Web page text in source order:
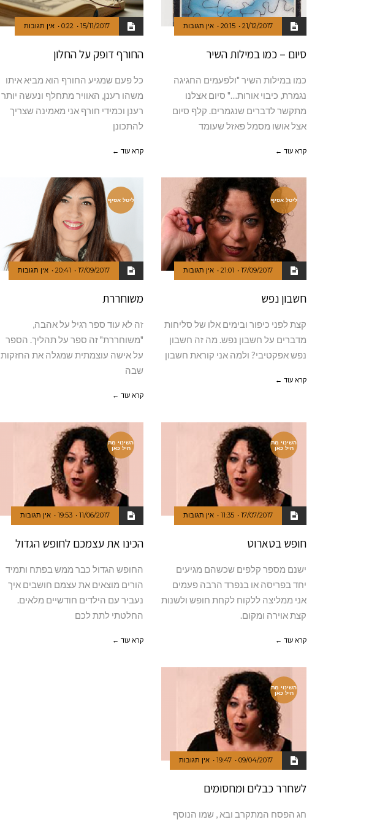
21/12/2017
20:15 אין תגובות
סיום – כמו במילות השיר
כמו במילות השיר "ולפעמים החגיגה
נגמרת, כיבוי אורות…" סיום אצלנו
מתקשר לדברים שנגמרים. קלף סיום
אצל אושו מסמל פאזל שעומד
קרא עוד ←
15/11/2017
0:22 אין תגובות
החורף דופק על החלון
כל פעם שמגיע החורף הוא מביא איתו
משהו רענן, האוויר מתחלף ונעשה יותר
רענן וכמידי חורף אני מאמינה שצריך
להתכונן
קרא עוד ←
ליטל אסיף
17/09/2017
21:01 אין תגובות
חשבון נפש
קצת לפני כיפור ובימים אלו של סליחות
מדברים על חשבון נפש. מה זה חשבון
נפש אפקטיבי? ולמה אני קוראת חשבון
קרא עוד ←
ליטל אסיף
17/09/2017
20:41 אין תגובות
משוחררת
זה לא עוד ספר רגיל על אהבה,
"משוחררת" זה ספר על תהליך. הספר
על אישה עוצמתית שמגלה את החזקות
שבה
קרא עוד ←
השינוי מת
חיל כאן
17/07/2017
11:35 אין תגובות
חופש בטארוט
ישנם מספר קלפים שכשהם מגיעים
יחד בפריסה או בנפרד הרבה פעמים
אני ממליצה ללקוח לקחת חופש ולשנות
קצת אוירה ומקום.
קרא עוד ←
השינוי מת
חיל כאן
11/06/2017
19:53 אין תגובות
הכינו את עצמכם לחופש הגדול
החופש הגדול כבר ממש בפתח ותמיד
הורים מוצאים את עצמם חושבים איך
נעביר עם הילדים חודשיים מלאים.
החלטתי לתת לכם
קרא עוד ←
השינוי מת
חיל כאן
09/04/2017
19:47 אין תגובות
לשחרר כבלים ומחסומים
חג הפסח המתקרב ובא , שמו הנוסף